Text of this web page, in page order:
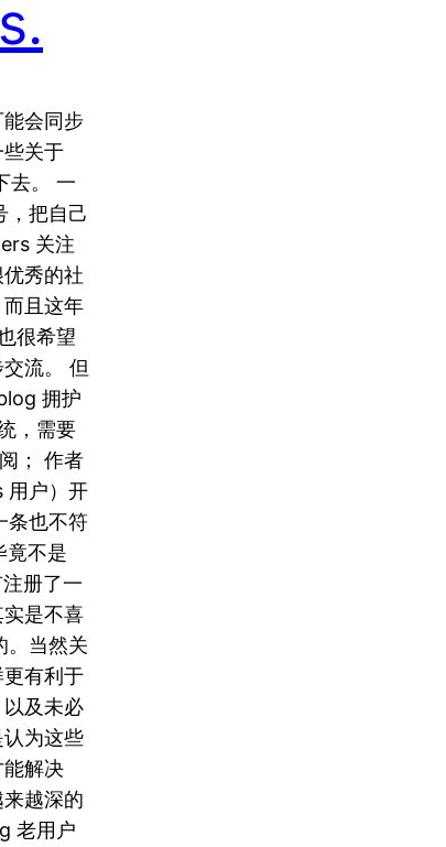
会同步
关于
去。 一
，把自己
关注
秀的社
且这年
很希望
流。 但
拥护
，需要
； 作者
用户）开
条也不符
竟不是
册了一
是不喜
。当然关
有利于
及未必
为这些
解决
越深的
老用户